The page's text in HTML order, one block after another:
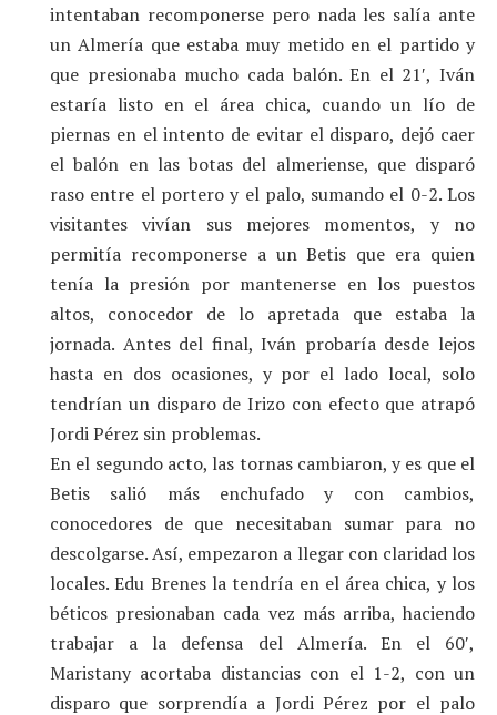
intentaban recomponerse pero nada les salía ante
un Almería que estaba muy metido en el partido y
que presionaba mucho cada balón. En el 21′, Iván
estaría listo en el área chica, cuando un lío de
piernas en el intento de evitar el disparo, dejó caer
el balón en las botas del almeriense, que disparó
raso entre el portero y el palo, sumando el 0-2. Los
visitantes vivían sus mejores momentos, y no
permitía recomponerse a un Betis que era quien
tenía la presión por mantenerse en los puestos
altos, conocedor de lo apretada que estaba la
jornada. Antes del final, Iván probaría desde lejos
hasta en dos ocasiones, y por el lado local, solo
tendrían un disparo de Irizo con efecto que atrapó
Jordi Pérez sin problemas.
En el segundo acto, las tornas cambiaron, y es que el
Betis salió más enchufado y con cambios,
conocedores de que necesitaban sumar para no
descolgarse. Así, empezaron a llegar con claridad los
locales. Edu Brenes la tendría en el área chica, y los
béticos presionaban cada vez más arriba, haciendo
trabajar a la defensa del Almería. En el 60′,
Maristany acortaba distancias con el 1-2, con un
disparo que sorprendía a Jordi Pérez por el palo